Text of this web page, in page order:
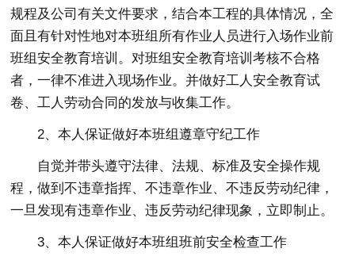
规程及公司有关文件要求，结合本工程的具体情况，全
面且有针对性地对本班组所有作业人员进行入场作业前
班组安全教育培训。对班组安全教育培训考核不合格
者，一律不准进入现场作业。并做好工人安全教育试
卷、工人劳动合同的发放与收集工作。
2、本人保证做好本班组遵章守纪工作
自觉并带头遵守法律、法规、标准及安全操作规
程，做到不违章指挥、不违章作业、不违反劳动纪律，
一旦发现有违章作业、违反劳动纪律现象，立即制止。
3、本人保证做好本班组班前安全检查工作